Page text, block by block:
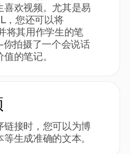
喜欢视频。尤其是易
，您还可以将
将其用作学生的笔
拍摄了一个会说话
的笔记。
链接时，您可以为博
生成准确的文本。